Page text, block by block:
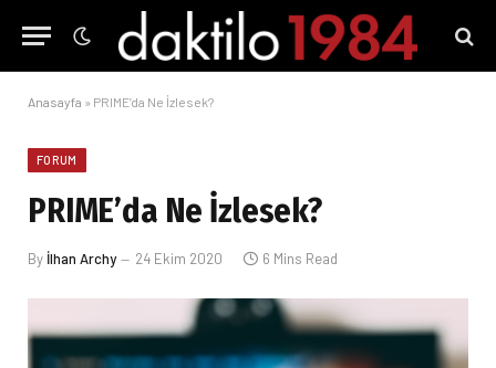
Anasayfa » PRIME’da Ne İzlesek?
FORUM
PRIME’da Ne İzlesek?
By İlhan Archy 24 Ekim 2020 6 Mins Read